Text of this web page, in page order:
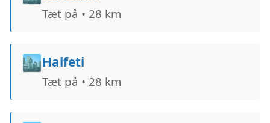
Tæt på • 28 km
🏙️Halfeti
Tæt på • 28 km